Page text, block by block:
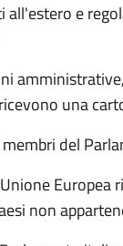
all'estero e
una
del
Europea
non